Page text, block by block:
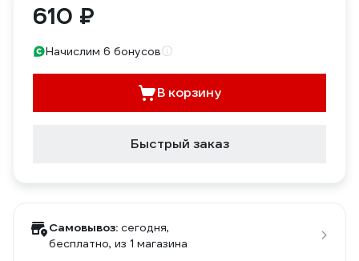
610 ₽
Начислим 6 бонусов
В корзину
Быстрый заказ
Самовывоз: сегодня,
бесплатно, из 1 магазина